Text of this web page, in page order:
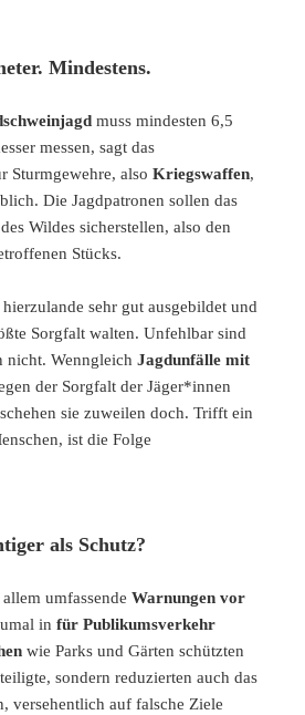
Mindestens.
muss mindesten 6,5
messen, sagt das
Sturmgewehre, alsoKriegswaffen,
Die Jagdpatronen sollen das
Wildes sicherstellen, also den
Stücks.
sehr gut ausgebildet und
Sorgfalt walten. Unfehlbar sind
nicht. WenngleichJagdunfälle mit
der Sorgfalt der Jäger*innen
sie zuweilen doch. Trifft ein
ist die Folge
als Schutz?
umfassendeWarnungen vor
infür Publikumsverkehr
wie Parks und Gärten schützten
sondern reduzierten auch das
versehentlich auf falsche Ziele